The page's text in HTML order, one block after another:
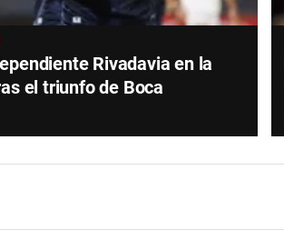
Rivadavia en la
el triunfo de Boca